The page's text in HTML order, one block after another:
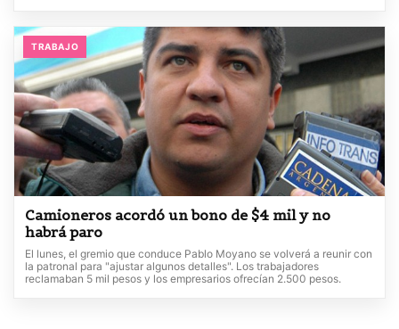
TRABAJO
Camioneros acordó un bono de $4 mil y no
habrá paro
El lunes, el gremio que conduce Pablo Moyano se volverá a reunir con
la patronal para "ajustar algunos detalles". Los trabajadores
reclamaban 5 mil pesos y los empresarios ofrecían 2.500 pesos.